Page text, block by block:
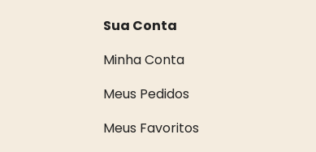
Sua Conta
Minha Conta
Meus Pedidos
Meus Favoritos